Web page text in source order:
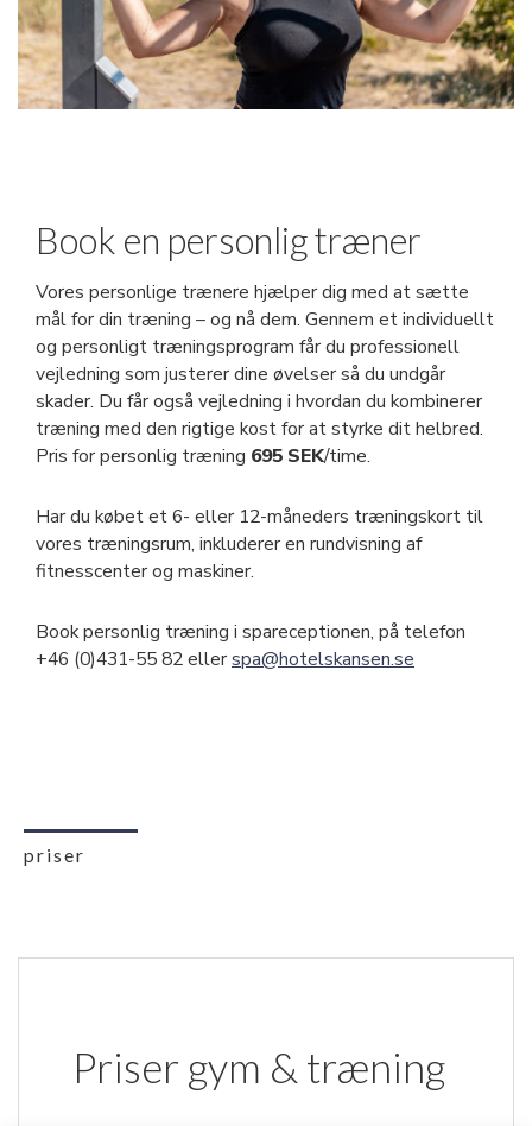
Book en personlig træner
Vores personlige trænere hjælper dig med at sætte
mål for din træning – og nå dem. Gennem et individuellt
og personligt træningsprogram får du professionell
vejledning som justerer dine øvelser så du undgår
skader. Du får også vejledning i hvordan du kombinerer
træning med den rigtige kost for at styrke dit helbred.
Pris for personlig træning 695 SEK/time.
Har du købet et 6- eller 12-måneders træningskort til
vores træningsrum, inkluderer en rundvisning af
fitnesscenter og maskiner.
Book personlig træning i spareceptionen, på telefon
+46 (0)431-55 82 ellerspa@hotelskansen.se
priser
Priser gym & træning